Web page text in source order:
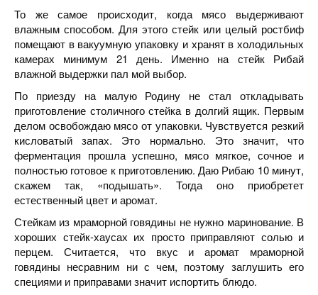
То же самое происходит, когда мясо выдерживают
влажным способом. Для этого стейк или целый ростбиф
помещают в вакуумную упаковку и хранят в холодильных
камерах минимум 21 день. Именно на стейк Рибай
влажной выдержки пал мой выбор.
По приезду на малую Родину не стал откладывать
приготовление столичного стейка в долгий ящик. Первым
делом освобождаю мясо от упаковки. Чувствуется резкий
кисловатый запах. Это нормально. Это значит, что
ферментация прошла успешно, мясо мягкое, сочное и
полностью готовое к приготовлению. Даю Рибаю 10 минут,
скажем так, «подышать». Тогда оно приобретет
естественный цвет и аромат.
Стейкам из мраморной говядины не нужно маринование. В
хороших стейк-хаусах их просто приправляют солью и
перцем. Считается, что вкус и аромат мраморной
говядины несравним ни с чем, поэтому заглушить его
специями и приправами значит испортить блюдо.